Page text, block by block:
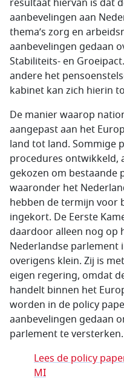
resultaat hiervan is dat
aanbevelingen aan
thema’s zorg en
aanbevelingen gedaan
Stabiliteits- en
andere het
kabinet kan zich hierin
De manier waarop
aangepast aan het
land tot land. Sommige
procedures ontwikkeld,
gekozen om bestaande
waaronder het
hebben de termijn voor
ingekort. De Eerste
daardoor alleen nog op
Nederlandse parlement
overigens klein. Zij is
eigen regering, omdat
handelt binnen het
worden in de policy
aanbevelingen gedaan
parlement te versterken.
Lees de policy
MI